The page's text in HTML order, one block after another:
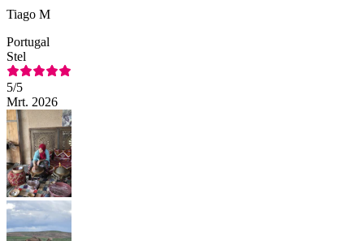
Tiago M
Portugal
Stel
5/5
Mrt. 2026